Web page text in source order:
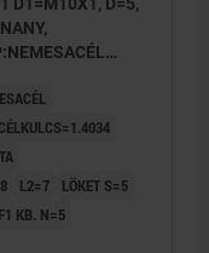
D1=M10X1, D=5,
L2=7
LÖKET S=5
KB. N=5